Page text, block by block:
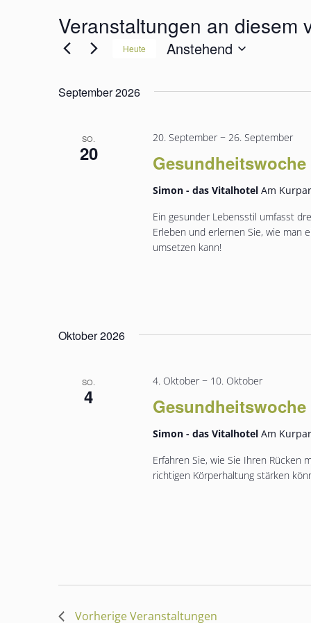
i
Veranstaltungen an diesem
Heute Anstehend
ä
l
n
September 2026
SO.
20
20. September− 26. September
Simon - das Vitalhotel Am
Ein gesunder Lebensstil umfasst
Erleben und erlernen Sie, wie man
umsetzen kann!
Oktober 2026
SO.
4
4. Oktober− 10. Oktober
Simon - das Vitalhotel Am
Erfahren Sie, wie Sie Ihren Rücken
richtigen Körperhaltung stärken
VorherigeVeranstaltungen